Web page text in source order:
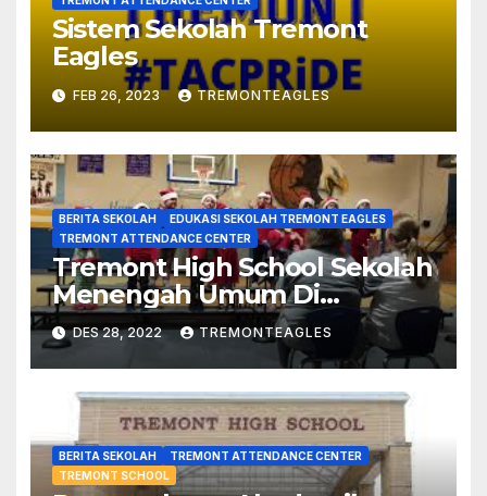
Sistem Sekolah Tremont
Eagles
FEB 26, 2023 TREMONTEAGLES
BERITA SEKOLAH
EDUKASI SEKOLAH TREMONT EAGLES
TREMONT ATTENDANCE CENTER
Tremont High School Sekolah
Menengah Umum Di
Mississippi
DES 28, 2022 TREMONTEAGLES
BERITA SEKOLAH
TREMONT ATTENDANCE CENTER
TREMONT SCHOOL